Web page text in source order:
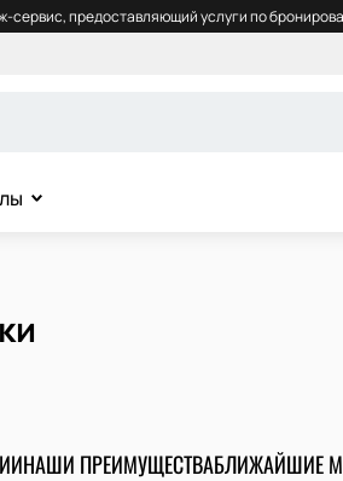
предоставляющий услуги по
НАШИ ПРЕИМУЩЕСТВАБЛИЖАЙШИЕ